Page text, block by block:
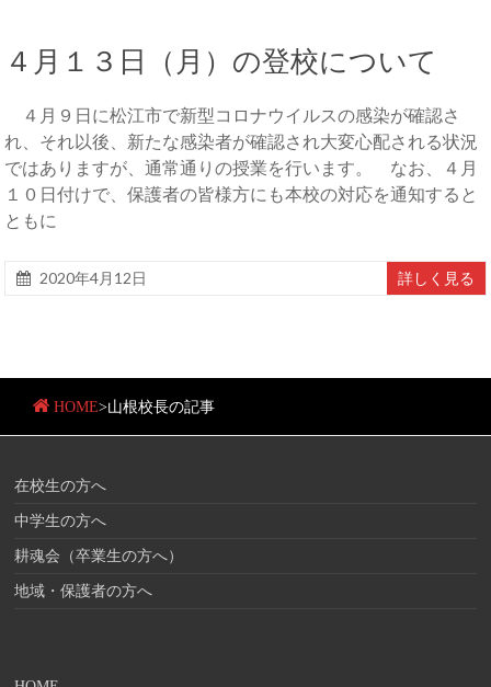
４月１３日（月）の登校について
４月９日に松江市で新型コロナウイルスの感染が確認さ
れ、それ以後、新たな感染者が確認され大変心配される状況
ではありますが、通常通りの授業を行います。 なお、４月
１０日付けで、保護者の皆様方にも本校の対応を通知すると
ともに
2020年4月12日 詳しく見る
HOME>山根校長の記事
在校生の方へ
中学生の方へ
耕魂会（卒業生の方へ）
地域・保護者の方へ